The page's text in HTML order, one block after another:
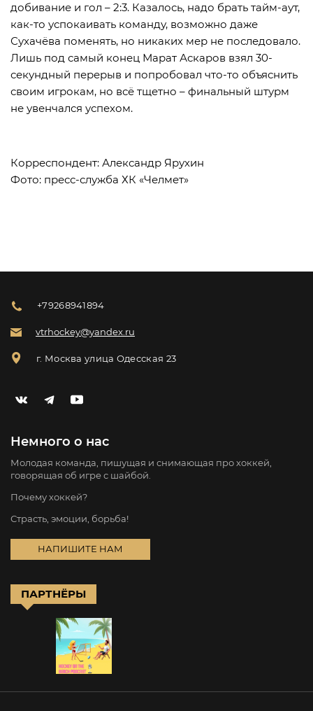
добивание и гол – 2:3. Казалось, надо брать тайм-аут,
как-то успокаивать команду, возможно даже
Сухачёва поменять, но никаких мер не последовало.
Лишь под самый конец Марат Аскаров взял 30-
секундный перерыв и попробовал что-то объяснить
своим игрокам, но всё тщетно – финальный штурм
не увенчался успехом.
Корреспондент: Александр Ярухин
Фото: пресс-служба ХК «Челмет»
+79268941894
vtrhockey@yandex.ru
г. Москва улица Одесская 23
Немного о нас
Молодая команда, пишущая и снимающая про хоккей,
говорящая об игре с шайбой.
Почему хоккей?
Страсть, эмоции, борьба!
НАПИШИТЕ НАМ
ПАРТНЁРЫ